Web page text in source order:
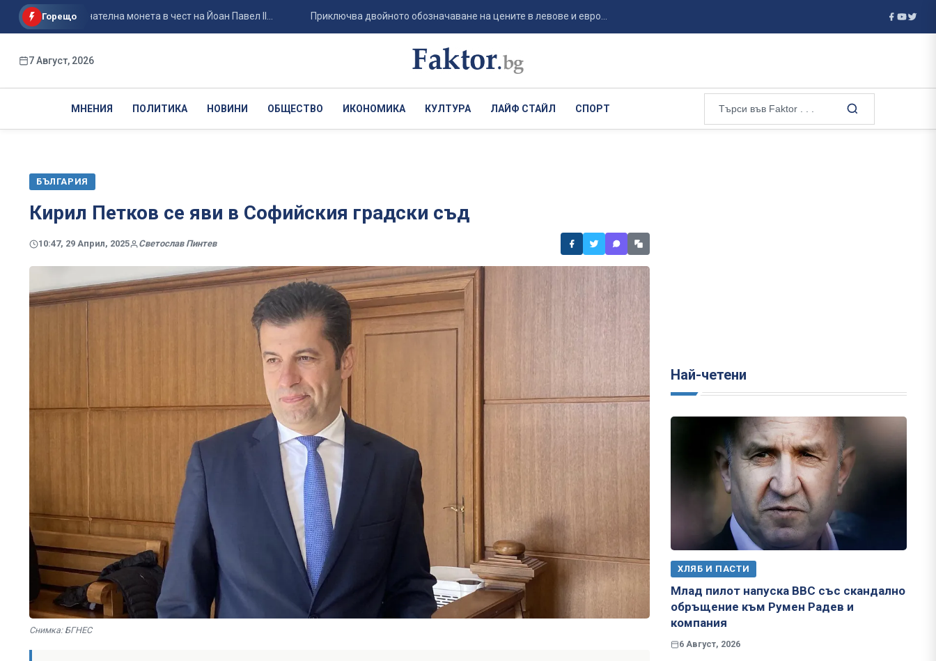
Горещо монета в чест на Йоан Павел II... Приключва двойното обозначаване на цените в левове и евро... Die Welt: Ще има вълна от фалити! Унищожаването на складовете на
7 Август, 2026
МНЕНИЯ ПОЛИТИКА НОВИНИ ОБЩЕСТВО ИКОНОМИКА КУЛТУРА ЛАЙФ СТАЙЛ СПОРТ
БЪЛГАРИЯ
Кирил Петков се яви в Софийския градски съд
10:47, 29 Април, 2025 Светослав Пинтев
Снимка: БГНЕС
Най-четени
ХЛЯБ И ПАСТИ
Млад пилот напуска ВВС със скандално
обръщение към Румен Радев и
компания
6 Август, 2026